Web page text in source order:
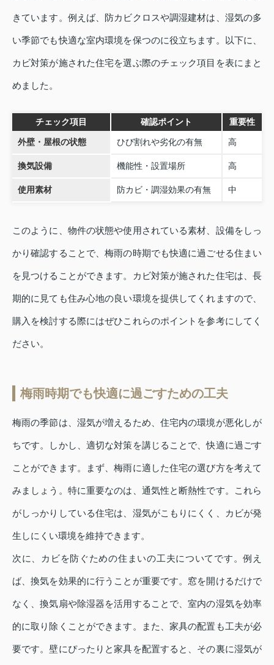
きています。例えば、防カビクロスや調湿建材は、湿気の多
い季節でも快適な室内環境を保つのに役立ちます。以下に、
カビ対策が施された住宅を選ぶ際のチェック項目を表にまと
めました。
チェック項目 確認ポイント 重要性
外壁・屋根の状態 ひび割れや劣化の有無 高
換気設備 機能性・設置場所 高
使用素材 防カビ・調湿効果の有無 中
このように、物件の状態や使用されている素材、設備をしっ
かり確認することで、梅雨の時期でも快適に過ごせる住まい
を見つけることができます。カビ対策が施された住宅は、長
期的に見ても住み心地の良い環境を提供してくれますので、
購入を検討する際にはぜひこれらのポイントを参考にしてく
ださい。
梅雨時期でも快適に過ごすための工夫
梅雨の季節は、湿気が増えるため、住宅内の環境が悪化しが
ちです。しかし、適切な対策を講じることで、快適に過ごす
ことができます。まず、梅雨に適した住宅の選び方を考えて
みましょう。特に重要なのは、通気性と断熱性です。これら
がしっかりしている住宅は、湿気がこもりにくく、カビが発
生しにくい環境を維持できます。
次に、カビを防ぐための住まいの工夫についてです。例え
ば、換気を効果的に行うことが重要です。窓を開けるだけで
なく、換気扇や除湿器を活用することで、室内の湿気を効率
的に取り除くことができます。また、家具の配置も工夫が必
要です。壁にぴったりと家具を配置すると、その裏に湿気が